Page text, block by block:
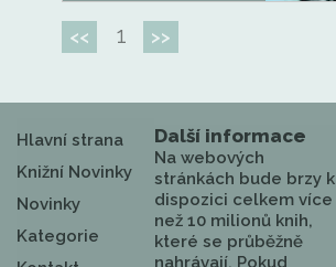
<< 1 >>
Hlavní strana
Knižní Novinky
Novinky
Kategorie
Další informace
Na webových
stránkách bude brzy k
dispozici celkem více
než 10 milionů knih,
které se průběžně
nahrávají. Pokud